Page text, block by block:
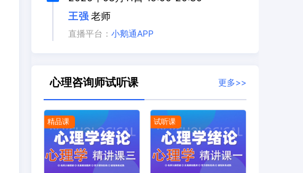
王强 老师
直播平台： 小鹅通APP
心理咨询师试听课 更多>>
精品课 试听课